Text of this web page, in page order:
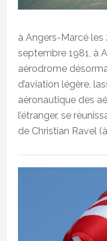
à Angers-Marcé
septembre 1981, à
aérodrome
d’aviation légère,
aéronautique des
l’étranger, se
de Christian Ravel